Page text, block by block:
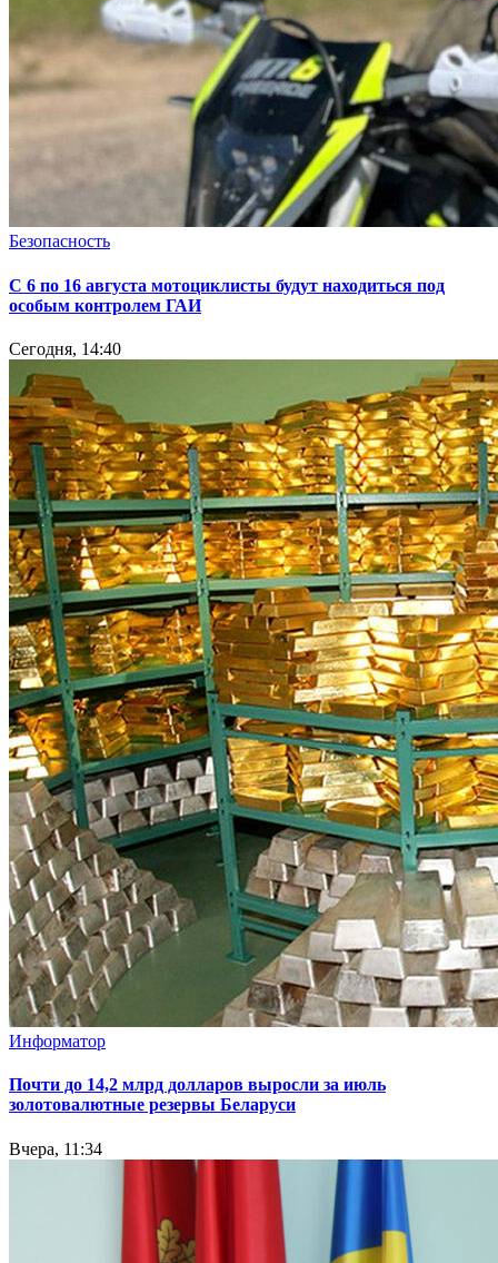
Безопасность
С 6 по 16 августа мотоциклисты будут находиться под
особым контролем ГАИ
Сегодня, 14:40
Информатор
Почти до 14,2 млрд долларов выросли за июль
золотовалютные резервы Беларуси
Вчера, 11:34